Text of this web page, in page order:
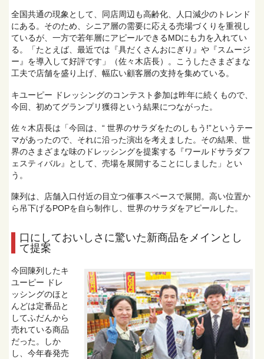
全国共通の現象として、同店周辺も高齢化、人口減少のトレンド
にある。そのため、シニア層の需要に応える売場づくりを重視し
ているが、一方で若年層にアピールできるMDにも力を入れてい
る。「たとえば、最近では『具だくさんおにぎり』や『スムージ
ー』を導入して好評です」（佐々木店長）。こうしたさまざまな
工夫で店舗を盛り上げ、幅広い顧客層の支持を集めている。
キユーピー ドレッシングのコンテスト参加は昨年に続くもので、
今回、初めてグランプリ獲得という結果につながった。
佐々木店長は「今回は、“ 世界のサラダをたのしもう!”というテー
マがあったので、それに沿った演出を考えました。その結果、世
界のさまざまな味のドレッシングを提案する『ワールドサラダフ
ェスティバル』として、売場を展開することにしました」とい
う。
陳列は、店舗入口付近の目立つ催事スペースで展開。高い位置か
ら吊下げるPOPを自ら制作し、世界のサラダをアピールした。
口にしておいしさに驚いた新商品をメインとし
て提案
今回陳列したキ
ユーピー ドレ
ッシングのほと
んどは定番品と
してふだんから
売れている商品
だった。しか
し、今年春発売